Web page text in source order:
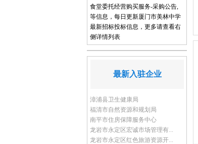
食堂委托经营购买服务-采购公告,
等信息，每日更新厦门市美林中学
最新招标投标信息，更多请查看右
侧详情列表
最新入驻企业
漳浦县卫生健康局
福清市自然资源和规划局
南平市住房保障服务中心
龙岩市永定区宏诚市场管理有...
龙岩市永定区红色旅游资源开...